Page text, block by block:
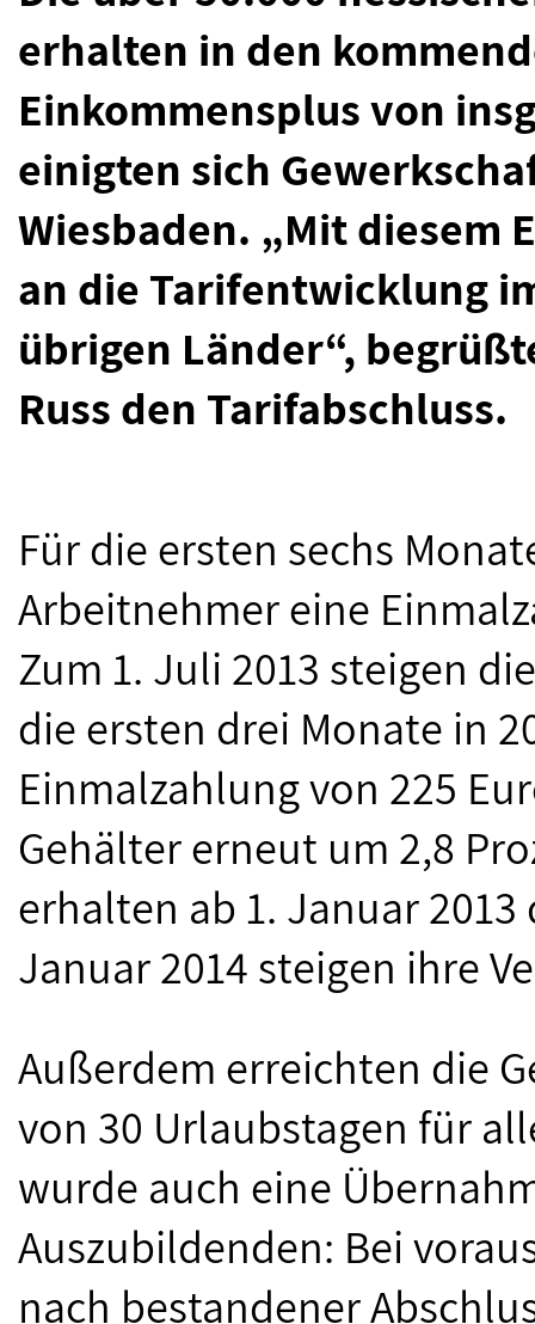
erhalten in den
Einkommensplus von
einigten sich
Wiesbaden. „Mit diesem
an die Tarifentwicklung
übrigen Länder“,
Russ den Tarifabschluss.
Für die ersten sechs
Arbeitnehmer eine
Zum 1. Juli 2013 steigen
die ersten drei Monate in
Einmalzahlung von 225
Gehälter erneut um 2,8
erhalten ab 1. Januar
Januar 2014 steigen ihre
Außerdem erreichten die
von 30 Urlaubstagen für
wurde auch eine
Auszubildenden: Bei
nach bestandener